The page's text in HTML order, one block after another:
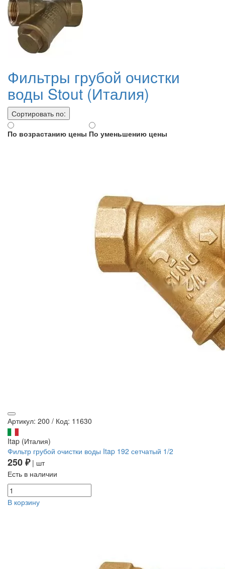
Фильтры грубой очистки
воды Stout (Италия)
Сортировать по:
По возрастанию цены По уменьшению цены
Артикул: 200 / Код: 11630
Itap (Италия)
Фильтр грубой очистки воды Itap 192 сетчатый 1/2
250 ₽| шт
Есть в наличии
В корзину